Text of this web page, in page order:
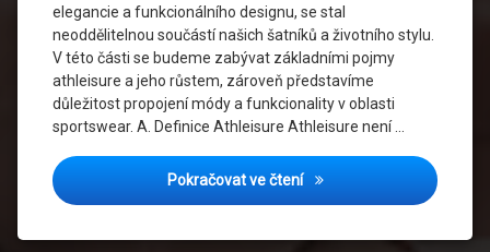
elegancie a funkcionálního designu, se stal
neoddělitelnou součástí našich šatníků a životního stylu.
V této části se budeme zabývat základními pojmy
athleisure a jeho růstem, zároveň představíme
důležitost propojení módy a funkcionality v oblasti
sportswear. A. Definice Athleisure Athleisure není …
Pokračovat ve čteníMódní a Funkční: Aktuální
Sociální
Vlivy
Sportovní
Sportovní
Oblečení